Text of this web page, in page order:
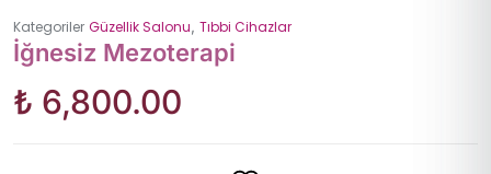
Kategoriler Güzellik Salonu Tıbbi Cihazlar
İğnesiz Mezoterapi
₺ 6,800.00